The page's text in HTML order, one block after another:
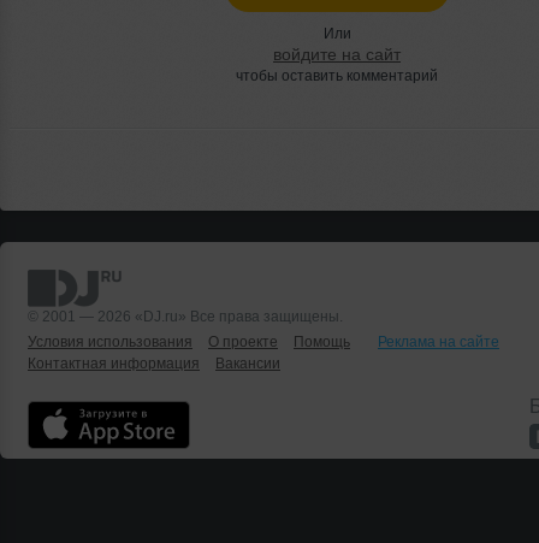
Или
войдите на сайт
чтобы оставить комментарий
© 2001 — 2026 «DJ.ru» Все права защищены.
Условия использования
О проекте Помощь
Реклама на сайте
Контактная информация
Вакансии